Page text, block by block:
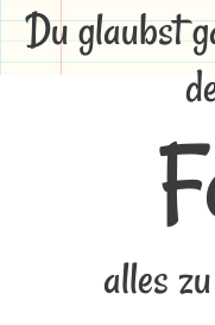
Du glaubst
alles